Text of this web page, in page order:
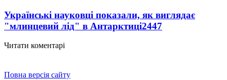
Українські науковці показали, як виглядає
"млинцевий лід" в Антарктиці2447
Читати коментарі
Повна версія сайту